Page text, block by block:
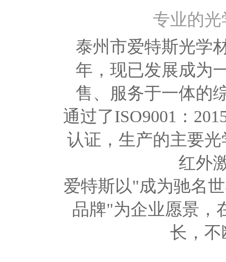
专业的
泰州市爱特斯光学
年，现已发展成为
售、服务于一体的
通过了ISO9001：
认证，生产的主要
红外
爱特斯以"成为驰名
品牌"为企业愿景，
长，不